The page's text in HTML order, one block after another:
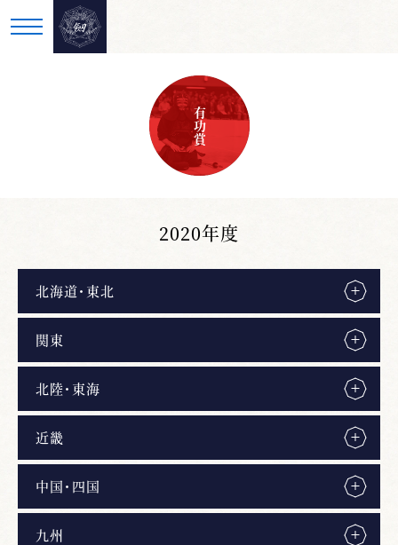
有功賞
2020年度
北海道・東北
関東
北陸・東海
近畿
中国・四国
九州